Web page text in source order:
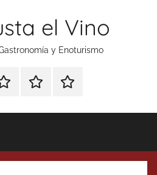
el Vino
y Enoturismo
RankingContacto